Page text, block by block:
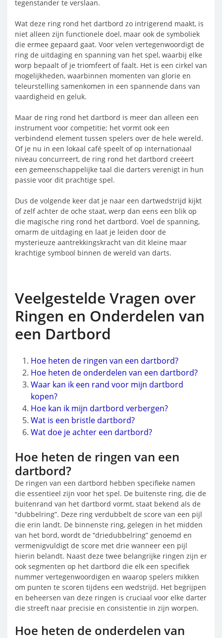
tegenstander te verslaan.
Wat deze ring rond het dartbord zo intrigerend maakt, is
niet alleen zijn functionele doel, maar ook de symboliek
die ermee gepaard gaat. Voor velen vertegenwoordigt de
ring de uitdaging en spanning van het spel, waarbij elke
worp bepaalt of je triomfeert of faalt. Het is een cirkel van
mogelijkheden, waarbinnen momenten van glorie en
teleurstelling samenkomen in een spannende dans van
vaardigheid en geluk.
Maar de ring rond het dartbord is meer dan alleen een
instrument voor competitie; het vormt ook een
verbindend element tussen spelers over de hele wereld.
Of je nu in een lokaal café speelt of op internationaal
niveau concurreert, de ring rond het dartbord creëert
een gemeenschappelijke taal die darters verenigt in hun
passie voor dit prachtige spel.
Dus de volgende keer dat je naar een dartwedstrijd kijkt
of zelf achter de oche staat, werp dan eens een blik op
die magische ring rond het dartbord. Voel de spanning,
omarm de uitdaging en laat je leiden door de
mysterieuze aantrekkingskracht van dit kleine maar
krachtige symbool binnen de wereld van darts.
Veelgestelde Vragen over
Ringen en Onderdelen van
een Dartbord
Hoe heten de ringen van een dartbord?
Hoe heten de onderdelen van een dartbord?
Waar kan ik een rand voor mijn dartbord
kopen?
Hoe kan ik mijn dartbord verbergen?
Wat is een bristle dartbord?
Wat doe je achter een dartbord?
Hoe heten de ringen van een
dartbord?
De ringen van een dartbord hebben specifieke namen
die essentieel zijn voor het spel. De buitenste ring, die de
buitenrand van het dartbord vormt, staat bekend als de
“dubbelring”. Deze ring verdubbelt de score van een pijl
die erin landt. De binnenste ring, gelegen in het midden
van het bord, wordt de “driedubbelring” genoemd en
vermenigvuldigt de score met drie wanneer een pijl
hierin belandt. Naast deze twee belangrijke ringen zijn er
ook segmenten op het dartbord die elk een specifiek
nummer vertegenwoordigen en waarop spelers mikken
om punten te scoren tijdens een wedstrijd. Het begrijpen
en beheersen van deze ringen is cruciaal voor elke darter
die streeft naar precisie en consistentie in zijn worpen.
Hoe heten de onderdelen van